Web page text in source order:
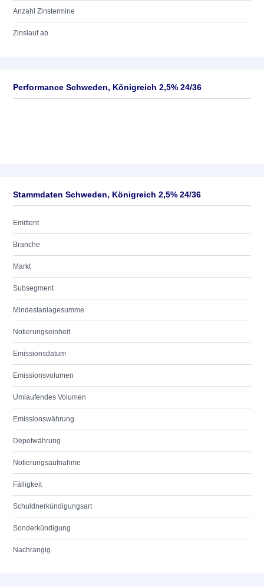
Anzahl Zinstermine
Zinslauf ab
Performance Schweden, Königreich 2,5% 24/36
Stammdaten Schweden, Königreich 2,5% 24/36
Emittent
Branche
Markt
Subsegment
Mindestanlagesumme
Notierungseinheit
Emissionsdatum
Emissionsvolumen
Umlaufendes Volumen
Emissionswährung
Depotwährung
Notierungsaufnahme
Fälligkeit
Schuldnerkündigungsart
Sonderkündigung
Nachrangig